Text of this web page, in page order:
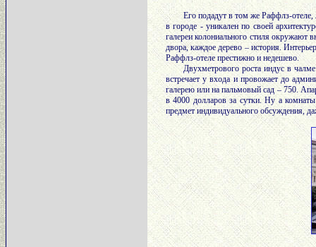
Его подадут в том же Раффлз-
в городе - уникален по своей
галереи колониального стиля
двора, каждое дерево – история.
Раффлз-отеле престижно и недешево.
Двухметрового роста индус в
встречает у входа и провожает до
галерею или на пальмовый сад – 750.
в 4000 долларов за сутки. Ну а
предмет индивидуального обсуждения,